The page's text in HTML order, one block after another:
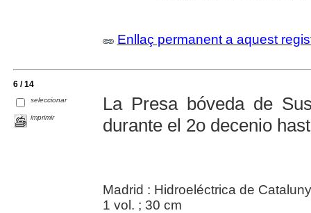
Enllaç permanent a aquest
6 / 14
seleccionar
imprimir
La Presa bóveda de
durante el 2o decenio
Madrid : Hidroeléctrica de
1 vol. ; 30 cm